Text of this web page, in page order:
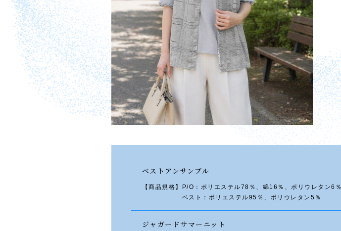
ベストアンサンブル
【商品規格】P/O：ポリエステル78％、綿16％、ポリウレタン6％
ベスト：ポリエステル95％、ポリウレタン5％
ジャガードサマーニット